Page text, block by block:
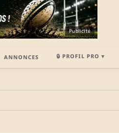
Publicité
ANNONCES 🔒 PROFIL PRO ▾